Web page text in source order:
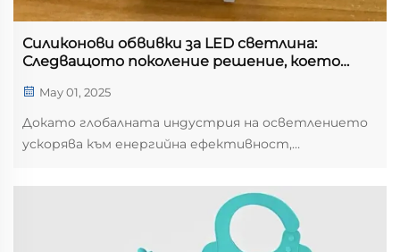
Силиконови обвивки за LED светлина:
Следващото поколение решение, което
May 01, 2025
Докато глобалната индустрия на осветлението
ускорява към енергийна ефективност,
LED рукави са се появиха като иновативен
продукт, привличащ вниманието в
промишлените, комерциалните и